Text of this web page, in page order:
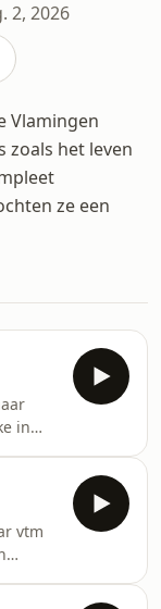
2, 2026
Vlamingen
zoals het leven
ze een
in
wat
vtm